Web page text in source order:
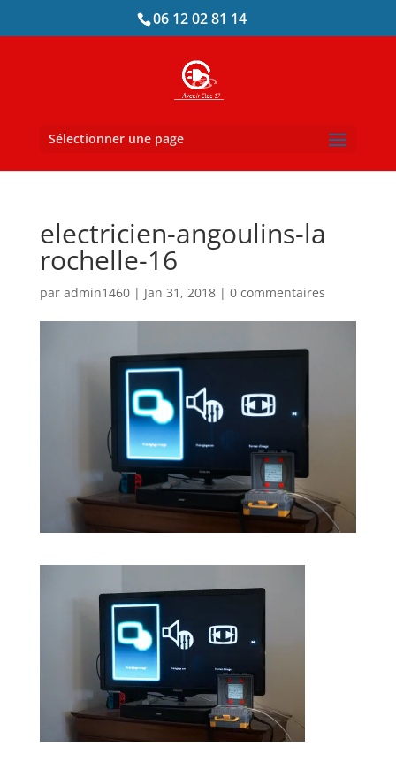
06 12 02 81 14
Sélectionner une page
electricien-angoulins-la
rochelle-16
par admin1460| Jan 31, 2018| 0 commentaires